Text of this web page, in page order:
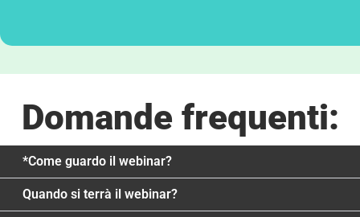
Domande frequenti:
*Come guardo il webinar?
Quando si terrà il webinar?